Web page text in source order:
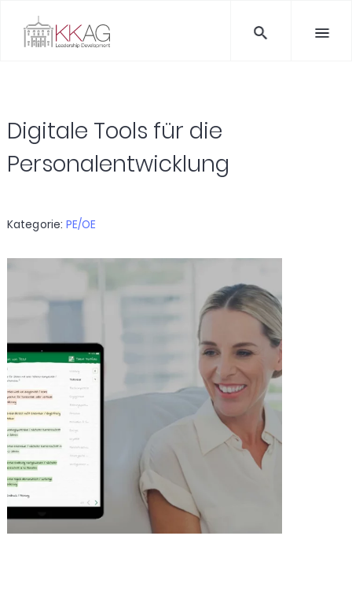
Digitale Tools für die
Personalentwicklung
Kategorie: PE/OE